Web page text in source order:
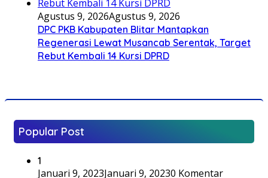
Agustus 9, 2026Agustus 9, 2026
DPC PKB Kabupaten Blitar Mantapkan
Regenerasi Lewat Musancab Serentak, Target
Rebut Kembali 14 Kursi DPRD
Popular Post
1
Januari 9, 2023Januari 9, 20230 Komentar